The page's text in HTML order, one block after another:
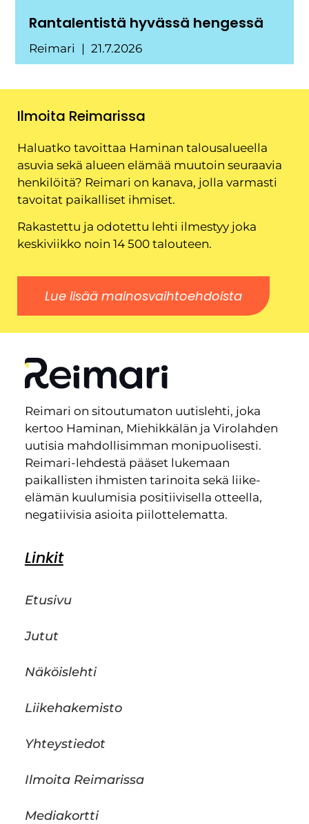
Rantalentistä hyvässä hengessä
Reimari 21.7.2026
Ilmoita Reimarissa
Haluatko tavoittaa Haminan talousalueella
asuvia sekä alueen elämää muutoin seuraavia
henkilöitä? Reimari on kanava, jolla varmasti
tavoitat paikalliset ihmiset.
Rakastettu ja odotettu lehti ilmestyy joka
keskiviikko noin 14 500 talouteen.
Lue lisää mainosvaihtoehdoista
Reimari on sitoutumaton uutislehti, joka
kertoo Haminan, Miehikkälän ja Virolahden
uutisia mahdollisimman monipuolisesti.
Reimari-lehdestä pääset lukemaan
paikallisten ihmisten tarinoita sekä liike-
elämän kuulumisia positiivisella otteella,
negatiivisia asioita piilottelematta.
Linkit
Etusivu
Jutut
Näköislehti
Liikehakemisto
Yhteystiedot
Ilmoita Reimarissa
Mediakortti